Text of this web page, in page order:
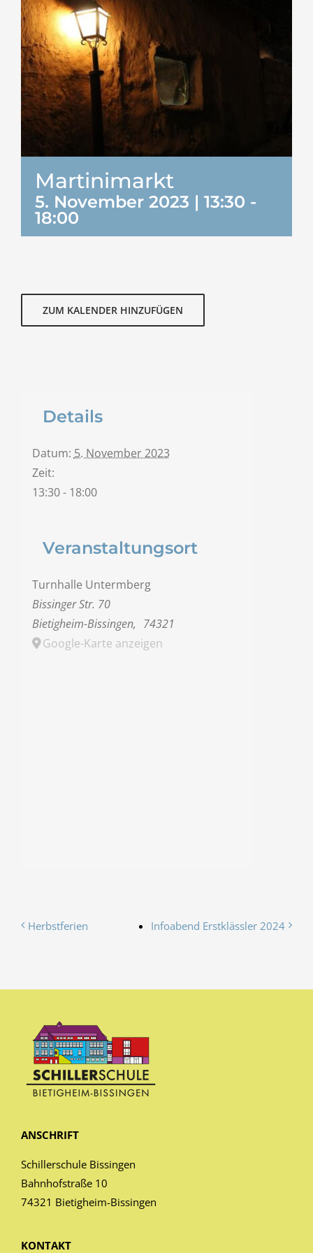
Martinimarkt
5. November 2023 | 13:30 -
18:00
ZUM KALENDER HINZUFÜGEN
Details
Datum: 5. November 2023
Zeit:
13:30 - 18:00
Veranstaltungsort
Turnhalle Untermberg
Bissinger Str. 70
Bietigheim-Bissingen, 74321
Google-Karte anzeigen
Herbstferien Infoabend Erstklässler 2024
ANSCHRIFT
Schillerschule Bissingen
Bahnhofstraße 10
74321 Bietigheim-Bissingen
KONTAKT